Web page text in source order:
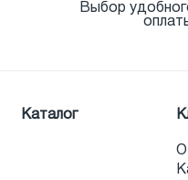
Выбор
Каталог
О